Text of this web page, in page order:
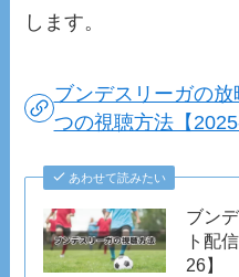
します。
ブンデスリーガの
つの視聴方法【
あわせて読みたい
ブン
ト配
26】